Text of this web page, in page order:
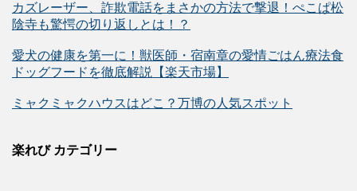
カズレーザー、詐欺電話をまさかの方法で撃退！ぺこぱ松
陰寺も驚愕の切り返しとは！？
愛犬の健康を第一に！獣医師・宿南章の愛情ごはん療法食
ドッグフードを徹底解説【楽天市場】
ミャクミャクハウスはどこ？万博の人気スポット
楽れび カテゴリー